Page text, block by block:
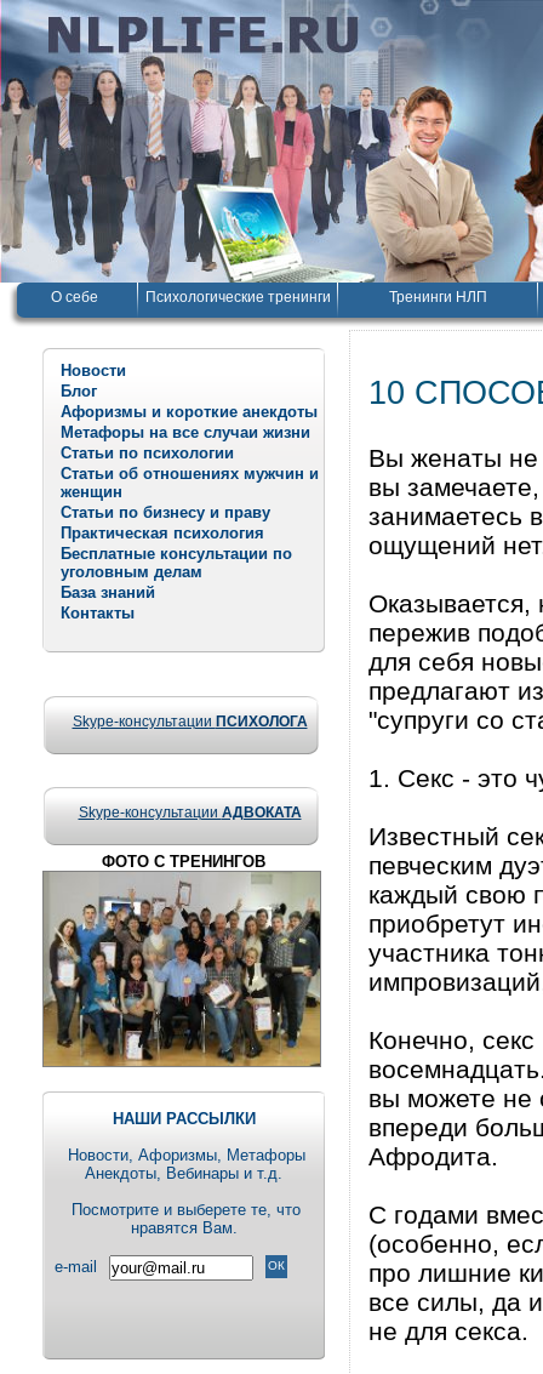
О себе Психологические тренинги Тренинги НЛП
Новости
Блог
Афоризмы и короткие анекдоты
Метафоры на все случаи жизни
Статьи по психологии
Статьи об отношениях мужчин и
женщин
Статьи по бизнесу и праву
Практическая психология
Бесплатные консультации по
уголовным делам
База знаний
Контакты
Skype-консультации ПСИХОЛОГА
Skype-консультации АДВОКАТА
ФОТО С ТРЕНИНГОВ
НАШИ РАССЫЛКИ
Новости, Aфоризмы, Метафоры
Анекдоты, Вебинары и т.д.
Посмотрите и выберете те, что
нравятся Вам.
e-mail
10
Вы женаты не
вы
занимаетесь
ощущений
Оказывается,
пережив
для себя
предлагают
"супруги со
1. Секс - это
Известный
певческим
каждый свою
приобретут
участника
Конечно,
вы можете не
впереди
Афродита.
С годами
(особенно,
про лишние
все силы, да
не для секса.